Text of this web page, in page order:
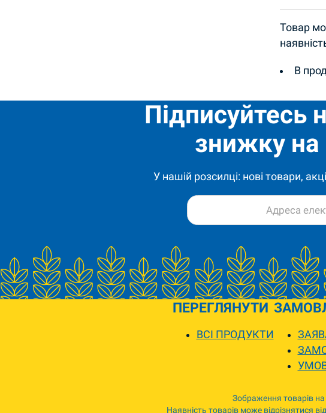
Товар
В
Підписуйтесь
знижку на
У нашій розсилці: нові товари,
ПЕРЕГЛЯНУТИ
ВСІ ПРОДУКТИ
Зображення товарів на
Наявність товарів може відрізнятися